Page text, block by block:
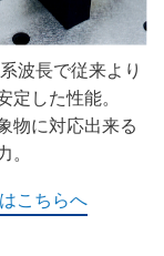
波長で従来より
定した性能。
物に対応出来る
。
こちらへ